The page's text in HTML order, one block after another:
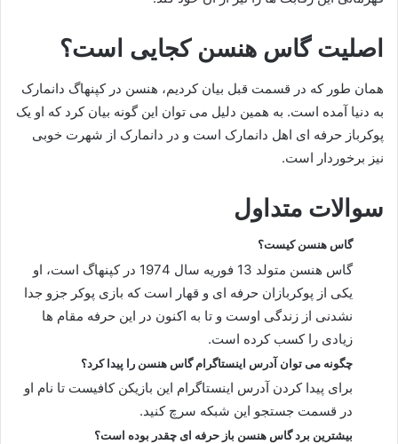
اصلیت گاس هنسن کجایی است؟
همان طور که در قسمت قبل بیان کردیم، هنسن در کپنهاگ دانمارک
به دنیا آمده است. به همین دلیل می توان این گونه بیان کرد که او یک
پوکرباز حرفه ای اهل دانمارک است و در دانمارک از شهرت خوبی
نیز برخوردار است.
سوالات متداول
گاس هنسن کیست؟
گاس هنسن متولد 13 فوریه سال 1974 در کپنهاگ است، او
یکی از پوکربازان حرفه ای و قهار است که بازی پوکر جزو جدا
نشدنی از زندگی اوست و تا به اکنون در این حرفه مقام ها
زیادی را کسب کرده است.
چگونه می توان آدرس اینستاگرام گاس هنسن را پیدا کرد؟
برای پیدا کردن آدرس اینستاگرام این بازیکن کافیست تا نام او
در قسمت جستجو این شبکه سرچ کنید.
بیشترین برد گاس هنسن باز حرفه ای چقدر بوده است؟